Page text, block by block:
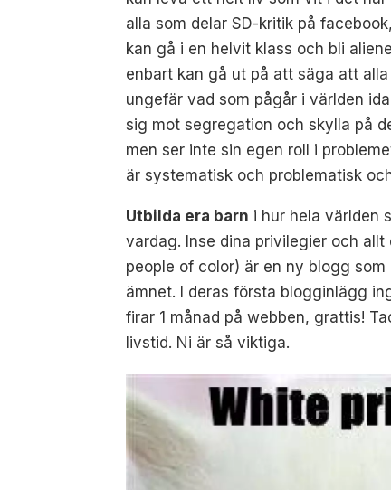
alla som delar SD-kritik på
kan gå i en helvit klass och bli
enbart kan gå ut på att säga att
ungefär vad som pågår i världen
sig mot segregation och skylla på
men ser inte sin egen roll i
är systematisk och problematisk
Utbilda era barn i hur hela världen
vardag. Inse dina privilegier och
people of color) är en ny blogg
ämnet. I deras första blogginlägg
firar 1 månad på webben, grattis!
livstid. Ni är så viktiga.